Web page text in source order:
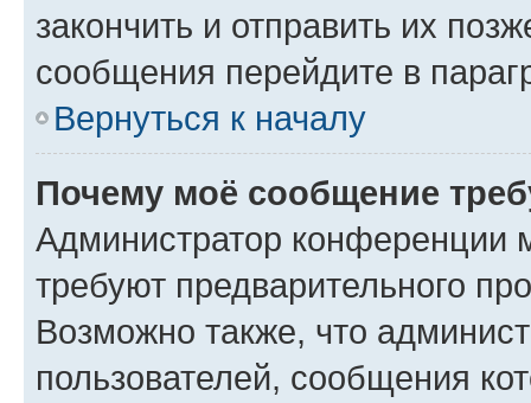
закончить и отправить их
сообщения перейдите в
Вернуться к началу
Почему моё сообщение
Администратор конференции
требуют предварительного
Возможно также, что
пользователей, сообщения